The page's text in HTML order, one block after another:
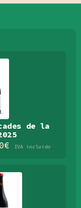
de la
€ IVA incluido